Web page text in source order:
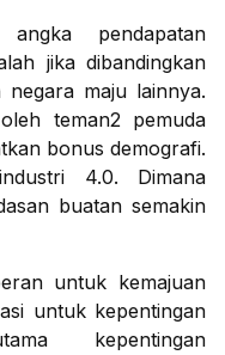
pendapatan
jika dibandingkan
maju lainnya.
teman2 pemuda
bonus demografi.
4.0. Dimana
buatan semakin
untuk kemajuan
untuk kepentingan
kepentingan